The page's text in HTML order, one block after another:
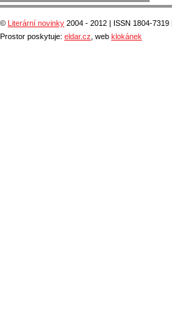
© Literární novinky 2004 - 2012 | ISSN 1804-7319 |
Prostor poskytuje: eldar.cz , web klokánek